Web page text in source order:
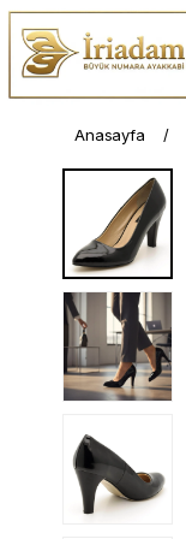
Anasayfa